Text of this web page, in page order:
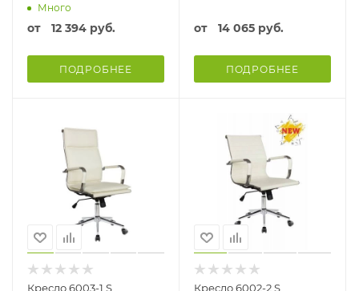
Много
от 12 394 руб.
ПОДРОБНЕЕ
от 14 065 руб.
ПОДРОБНЕЕ
Кресло 6003-1 S
Кресло 6002-2 S